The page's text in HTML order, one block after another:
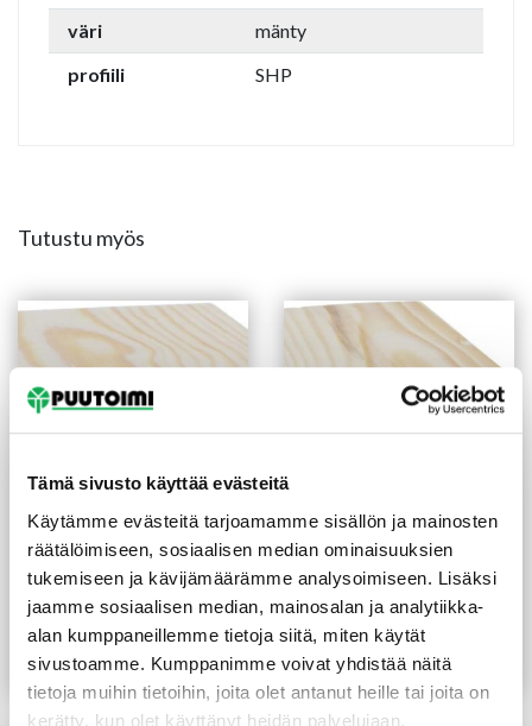
Tämä sivusto käyttää evästeitä
Käytämme evästeitä tarjoamamme sisällön ja mainosten
räätälöimiseen, sosiaalisen median ominaisuuksien
tukemiseen ja kävijämäärämme analysoimiseen. Lisäksi
jaamme sosiaalisen median, mainosalan ja analytiikka-
alan kumppaneillemme tietoja siitä, miten käytät
sivustoamme. Kumppanimme voivat yhdistää näitä
tietoja muihin tietoihin, joita olet antanut heille tai joita on
kerätty, kun olet käyttänyt heidän palvelujaan.
väri
mänty
profiili
SHP
Tutustu myös
Höylätty mänty 20X145
mm SHP
7,50 €/m
Lue lisää
Höylätty mänty
28X90X2400 mm SHP
Sormijatkettu
17,50€/kpl(7,29 €/m)
Lue lisää